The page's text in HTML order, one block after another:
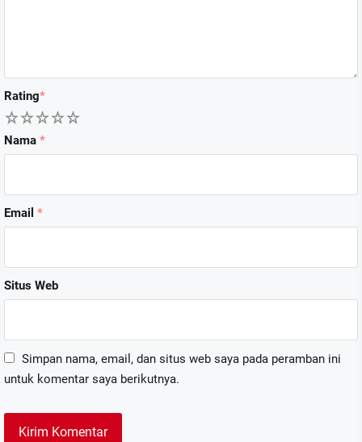
Rating*
5
4
3
2
Nama *
Email *
Situs Web
Simpan nama, email, dan situs web saya pada peramban ini
untuk komentar saya berikutnya.